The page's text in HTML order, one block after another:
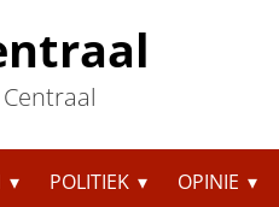
POLITIEK OPINIE